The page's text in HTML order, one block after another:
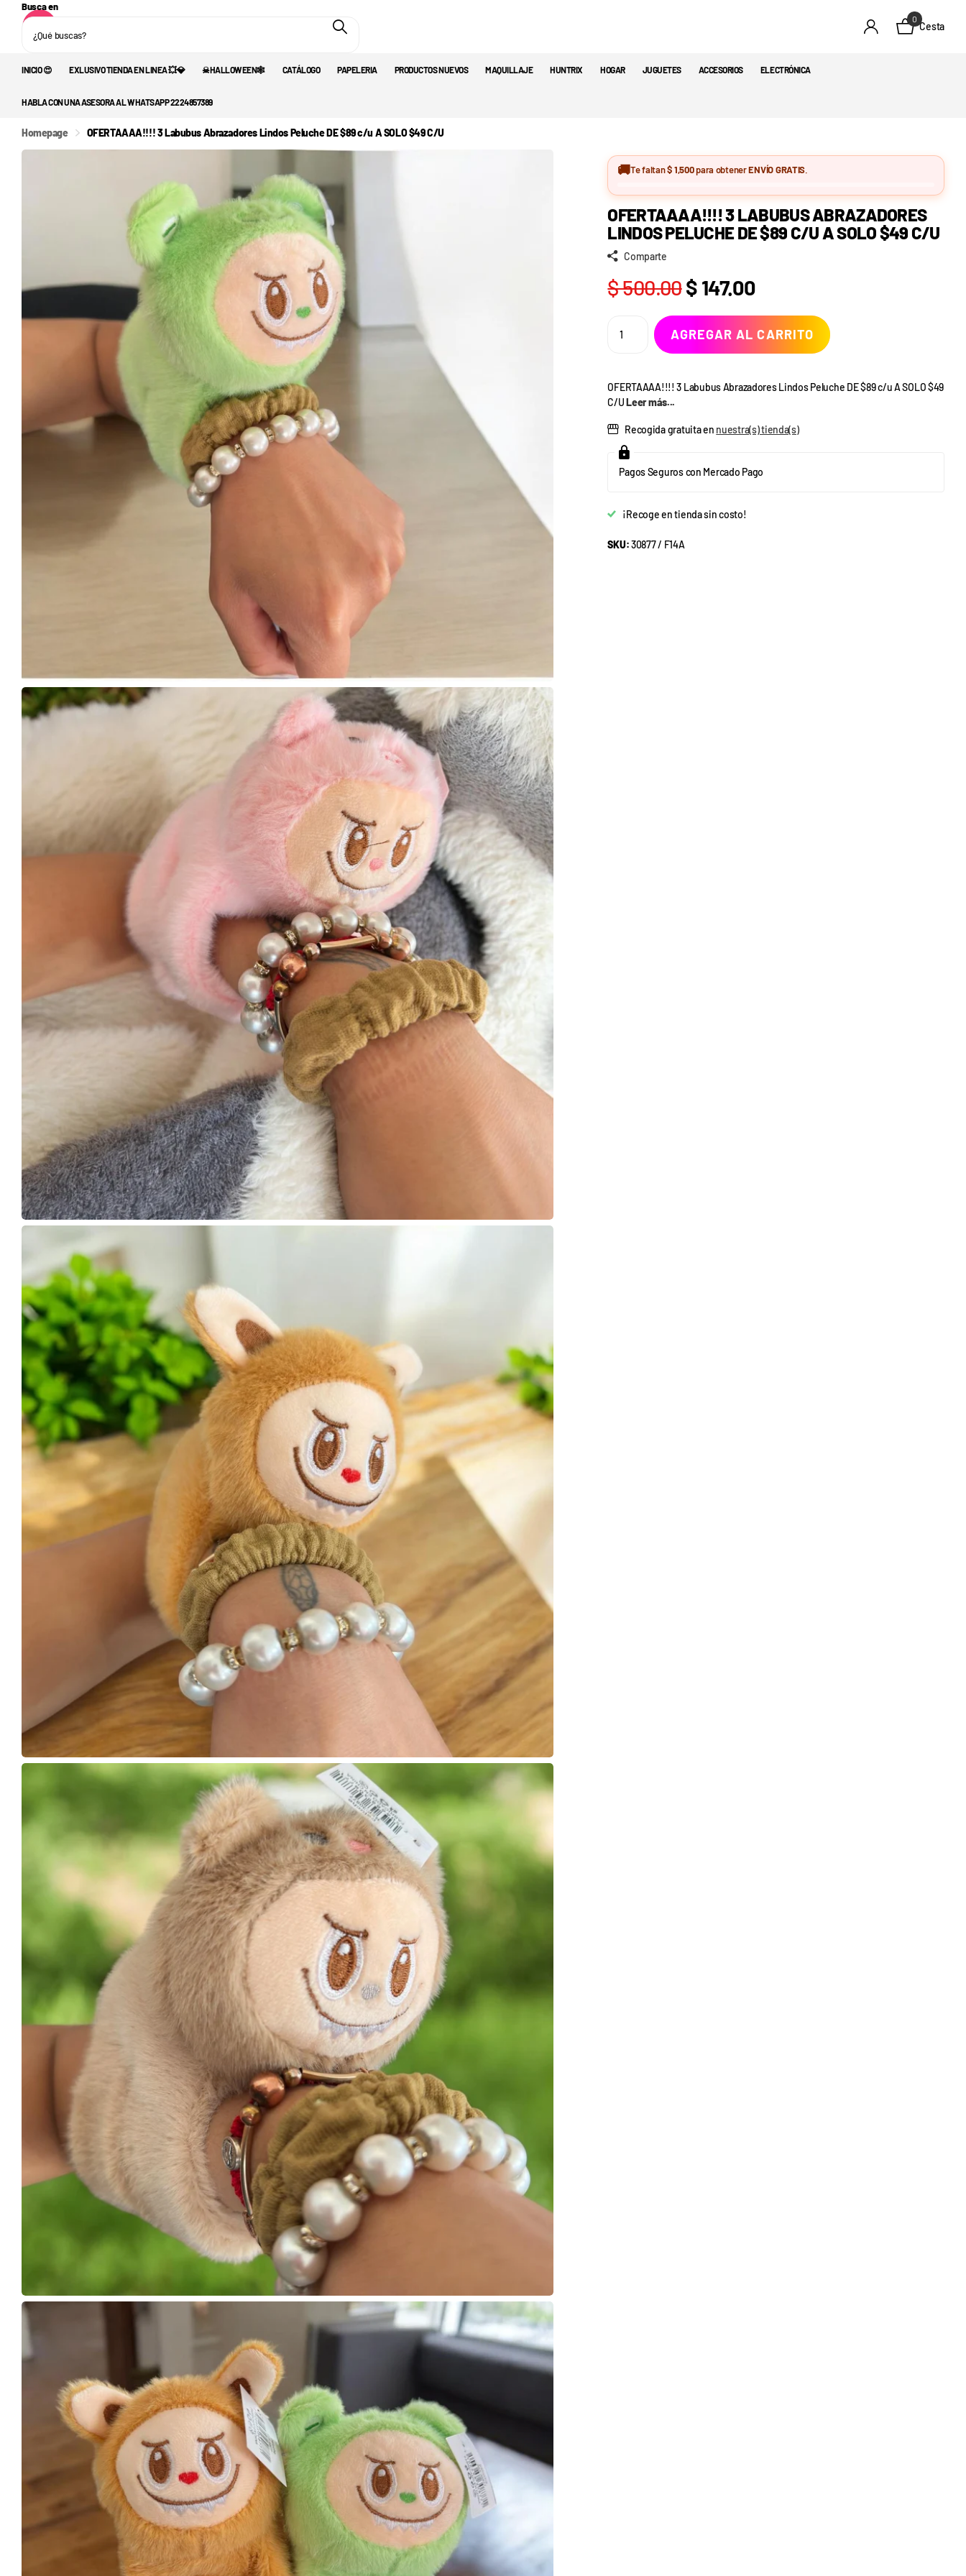
Busca en
0
Cesta
INICIO 😍 EXLUSIVO TIENDA EN LINEA 💥💎 ☠︎︎HALLOWEEN🕸️ CATÁLOGO PAPELERIA PRODUCTOS NUEVOS MAQUILLAJE HUNTRIX HOGAR JUGUETES ACCESORIOS ELECTRÓNICA
HABLA CON UNA ASESORA AL WHATSAPP 2224857389
Homepage OFERTAAAA!!!! 3 Labubus Abrazadores Lindos Peluche DE $89 c/u A SOLO $49 C/U
🚚Te faltan$ 1,500para obtenerENVÍO GRATIS
OFERTAAAA!!!! 3 LABUBUS ABRAZADORES
LINDOS PELUCHE DE $89 C/U A SOLO $49 C/U
Comparte
$ 500.00$ 147.00
AGREGAR AL CARRITO
OFERTAAAA!!!! 3 Labubus Abrazadores Lindos Peluche DE $89 c/u A SOLO $49
C/ULeer más...
Recogida gratuita en nuestra(s) tienda(s)
Pagos Seguros con Mercado Pago
¡Recoge en tienda sin costo!
SKU:30877 / F14A